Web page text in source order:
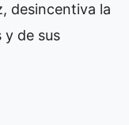
desincentiva la
y de sus